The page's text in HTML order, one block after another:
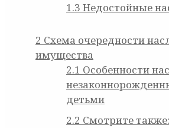
1.3 Недостойные
2 Схема очередности
имущества
2.1 Особенности
детьми
2.2 Смотрите также: